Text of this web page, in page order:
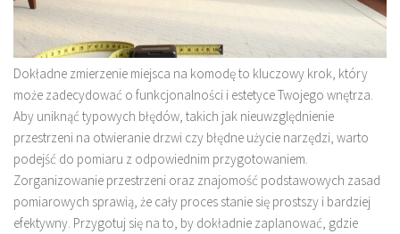
Dokładne zmierzenie miejsca na komodę to kluczowy krok, który
może zadecydować o funkcjonalności i estetyce Twojego wnętrza.
Aby uniknąć typowych błędów, takich jak nieuwzględnienie
przestrzeni na otwieranie drzwi czy błędne użycie narzędzi, warto
podejść do pomiaru z odpowiednim przygotowaniem.
Zorganizowanie przestrzeni oraz znajomość podstawowych zasad
pomiarowych sprawią, że cały proces stanie się prostszy i bardziej
efektywny. Przygotuj się na to, by dokładnie zaplanować, gdzie